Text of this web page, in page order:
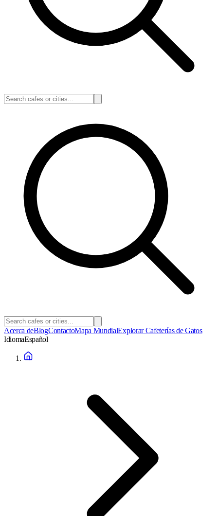
Acerca deBlogContactoMapa MundialExplorar Cafeterías de Gatos
IdiomaEspañol